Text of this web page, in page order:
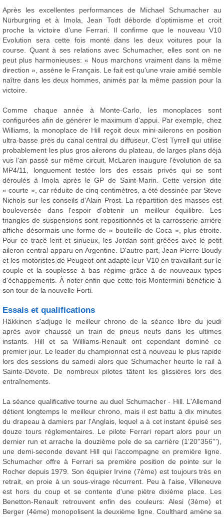
Après les excellentes performances de Michael Schumacher au
Nürburgring et à Imola, Jean Todt déborde d'optimisme et croit
proche la victoire d'une Ferrari. Il confirme que le nouveau V10
Evolution sera cette fois monté dans les deux voitures pour la
course. Quant à ses relations avec Schumacher, elles sont on ne
peut plus harmonieuses: « Nous marchons vraiment dans la même
direction », assène le Français. Le fait est qu'une vraie amitié semble
naître dans les deux hommes, animés par la même passion pour la
victoire.
Comme chaque année à Monte-Carlo, les monoplaces sont
configurées afin de générer le maximum d'appui. Par exemple, chez
Williams, la monoplace de Hill reçoit deux mini-ailerons en position
ultra-basse près du canal central du diffuseur. C'est Tyrrell qui utilise
probablement les plus gros ailerons du plateau, de larges plans déjà
vus l'an passé sur même circuit. McLaren inaugure l'évolution de sa
MP4/11, longuement testée lors des essais privés qui se sont
déroulés à Imola après le GP de Saint-Marin. Cette version dite
« courte », car réduite de cinq centimètres, a été dessinée par Steve
Nichols sur les conseils d'Alain Prost. La répartition des masses est
bouleversée dans l'espoir d'obtenir un meilleur équilibre. Les
triangles de suspensions sont repositionnés et la carrosserie arrière
affiche désormais une forme de « bouteille de Coca », plus étroite.
Pour ce tracé lent et sinueux, les Jordan sont gréées avec le petit
aileron central apparu en Argentine. D'autre part, Jean-Pierre Boudy
et les motoristes de Peugeot ont adapté leur V10 en travaillant sur le
couple et la souplesse à bas régime grâce à de nouveaux types
d'échappements. À noter enfin que cette fois Montermini bénéficie à
son tour de la nouvelle Forti.
Essais et qualifications
Häkkinen s'adjuge le meilleur chrono de la séance libre du jeudi
après avoir chaussé un train de pneus neufs dans les ultimes
instants. Hill et sa Williams-Renault ont cependant dominé ce
premier jour. Le leader du championnat est à nouveau le plus rapide
lors des sessions du samedi alors que Schumacher heurte le rail à
Sainte-Dévote. De nombreux pilotes tâtent les glissières lors des
entraînements.
La séance qualificative tourne au duel Schumacher - Hill. L'Allemand
détient longtemps le meilleur chrono, mais il est battu à dix minutes
du drapeau à damiers par l'Anglais, lequel a à cet instant épuisé ses
douze tours réglementaires. Le pilote Ferrari repart alors pour un
dernier run et arrache la douzième pole de sa carrière (1'20''356'''),
une demi-seconde devant Hill qui l'accompagne en première ligne.
Schumacher offre à Ferrari sa première position de pointe sur le
Rocher depuis 1979. Son équipier Irvine (7ème) est toujours très en
retrait, en proie à un sous-virage récurrent. Peu à l'aise, Villeneuve
est hors du coup et se contente d'une piètre dixième place. Les
Benetton-Renault retrouvent enfin des couleurs: Alesi (3ème) et
Berger (4ème) monopolisent la deuxième ligne. Coulthard amène sa